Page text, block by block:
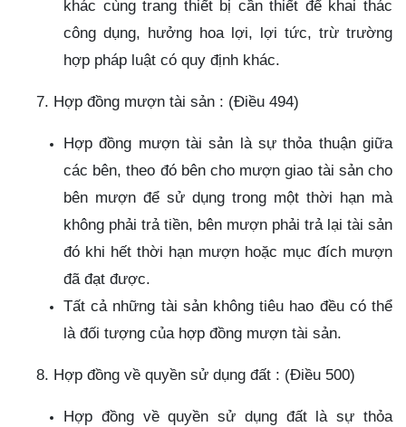
khác cùng trang thiết bị cần thiết để khai thác
công dụng, hưởng hoa lợi, lợi tức, trừ trường
hợp pháp luật có quy định khác.
7. Hợp đồng mượn tài sản : (Điều 494)
Hợp đồng mượn tài sản là sự thỏa thuận giữa
các bên, theo đó bên cho mượn giao tài sản cho
bên mượn để sử dụng trong một thời hạn mà
không phải trả tiền, bên mượn phải trả lại tài sản
đó khi hết thời hạn mượn hoặc mục đích mượn
đã đạt được.
Tất cả những tài sản không tiêu hao đều có thể
là đối tượng của hợp đồng mượn tài sản.
8. Hợp đồng về quyền sử dụng đất : (Điều 500)
Hợp đồng về quyền sử dụng đất là sự thỏa